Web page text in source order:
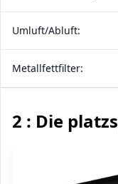
Umluft/Abluft:
Metallfettfilter:
2 : Die